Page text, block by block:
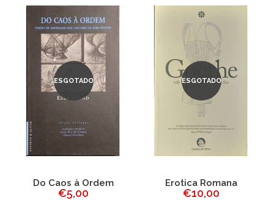
ESGOTADO
Do Caos à Ordem
€5,00
ESGOTADO
Erotica Romana
€10,00